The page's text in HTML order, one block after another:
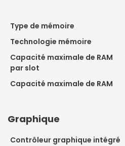
Type de mémoire
Technologie mémoire
Capacité maximale de RAM
par slot
Capacité maximale de RAM
Graphique
Contrôleur graphique intégré